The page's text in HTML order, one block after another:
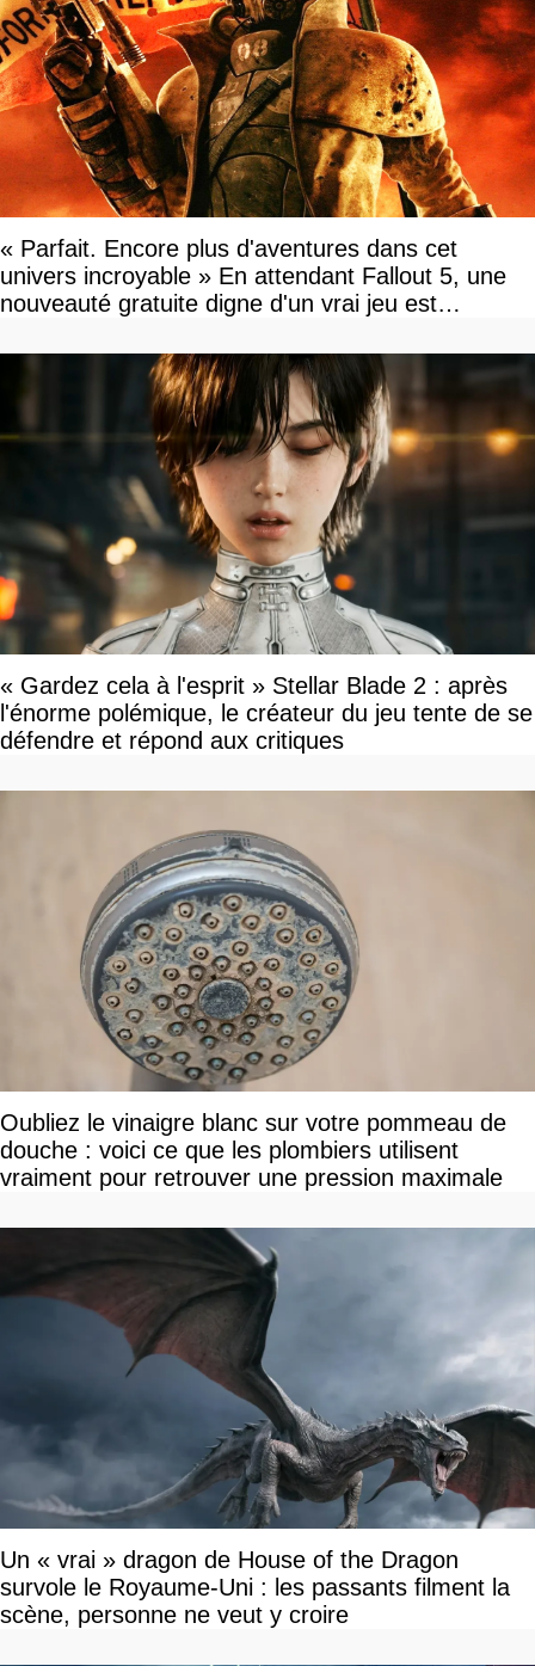
« Parfait. Encore plus d'aventures dans cet
univers incroyable » En attendant Fallout 5, une
nouveauté gratuite digne d'un vrai jeu est
« Gardez cela à l'esprit » Stellar Blade 2 : après
l'énorme polémique, le créateur du jeu tente de se
défendre et répond aux critiques
Oubliez le vinaigre blanc sur votre pommeau de
douche : voici ce que les plombiers utilisent
vraiment pour retrouver une pression maximale
Un « vrai » dragon de House of the Dragon
survole le Royaume-Uni : les passants filment la
scène, personne ne veut y croire